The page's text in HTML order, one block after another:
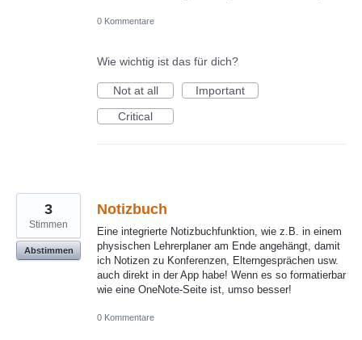
0 Kommentare
Wie wichtig ist das für dich?
Not at all
Important
Critical
Notizbuch
Eine integrierte Notizbuchfunktion, wie z.B. in einem
physischen Lehrerplaner am Ende angehängt, damit
ich Notizen zu Konferenzen, Elterngesprächen usw.
auch direkt in der App habe! Wenn es so formatierbar
wie eine OneNote-Seite ist, umso besser!
3
Stimmen
Abstimmen
0 Kommentare